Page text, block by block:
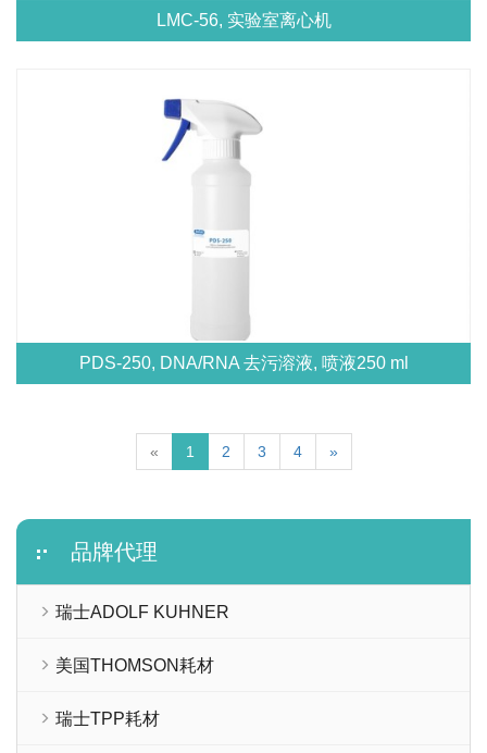
LMC-56, 实验室离心机
PDS-250, DNA/RNA 去污溶液, 喷液250 ml
« 1 2 3 4 »
品牌代理
瑞士ADOLF KUHNER
美国THOMSON耗材
瑞士TPP耗材